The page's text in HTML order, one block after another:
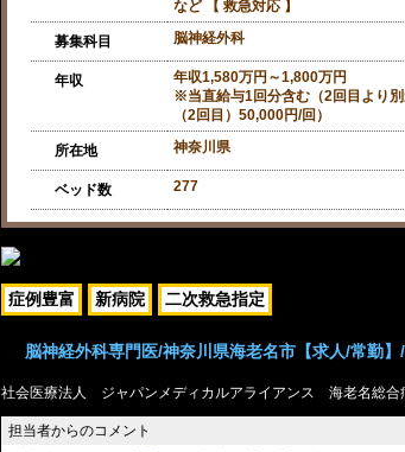
など 【 救急対応 】
募集科目 脳神経外科
年収
年収1,580万円～1,800万円
※当直給与1回分含む（2回目より
（2回目）50,000円/回）
所在地 神奈川県
ベッド数 277
症例豊富 新病院 二次救急指定
脳神経外科専門医/神奈川県海老名市【求人/常勤
社会医療法人 ジャパンメディカルアライアンス 海老名総合